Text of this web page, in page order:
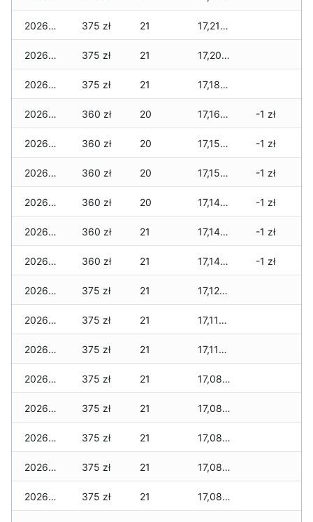
2026-05-27 375 zł 21 17,210 zł
2026-05-26 375 zł 21 17,205 zł
2026-05-25 375 zł 21 17,180 zł
2026-05-24 360 zł 20 17,165 zł -1 zł
2026-05-23 360 zł 20 17,150 zł -1 zł
2026-05-22 360 zł 20 17,150 zł -1 zł
2026-05-21 360 zł 20 17,145 zł -1 zł
2026-05-20 360 zł 21 17,145 zł -1 zł
2026-05-19 360 zł 21 17,145 zł -1 zł
2026-05-18 375 zł 21 17,120 zł
2026-05-17 375 zł 21 17,115 zł
2026-05-16 375 zł 21 17,110 zł
2026-05-15 375 zł 21 17,085 zł
2026-05-14 375 zł 21 17,085 zł
2026-05-13 375 zł 21 17,085 zł
2026-05-12 375 zł 21 17,085 zł
2026-05-09 375 zł 21 17,085 zł